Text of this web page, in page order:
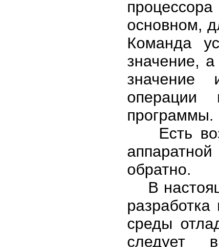
основном,
Команда
значение,
значение
операции
программы.
Есть
обратно.
В
среды
следует